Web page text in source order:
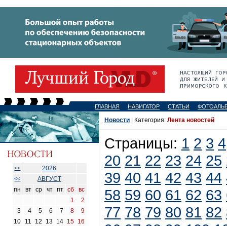
ГЛАВНАЯ НАВИГАТОР СТАТЬИ
<< 2026
<<
АВГУСТ
пн
вт ср чт пт сб
вс
1
2
3
4 5 6 7 8
9
10
11 12 13 14 15 16
Новости | Категория: Лента новостей
Страницы: 1 2 3 4
20 21 22 23 24 25
39 40 41 42 43 44
58 59 60 61 62 63
77 78 79 80 81 82